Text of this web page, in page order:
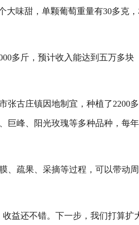
味甜，单颗葡萄重量有30多克
多斤，预计收入能达到五万多块
古庄镇因地制宜，种植了2200
巨峰、阳光玫瑰等多种品种，每
疏果、采摘等过程，可以带动
益还不错。下一步，我们打算扩